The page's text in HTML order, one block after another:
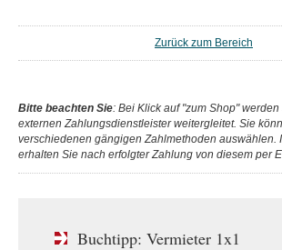
Zurück zum Bereich
Bitte beachten Sie: Bei Klick auf "zum Shop"
externen Zahlungsdienstleister weitergleitet. Sie
verschiedenen gängigen Zahlmethoden auswählen.
erhalten Sie nach erfolgter Zahlung von diesem per
Buchtipp: Vermieter 1x1